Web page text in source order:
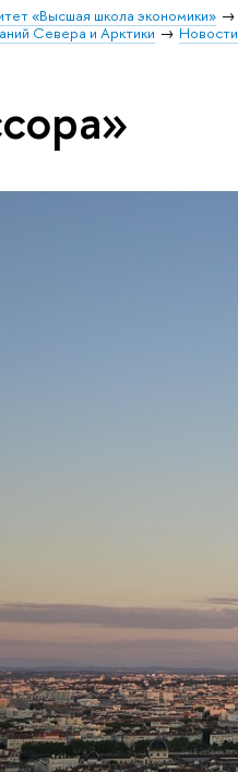
«Высшая школа экономики»
Севера и Арктики
Новости